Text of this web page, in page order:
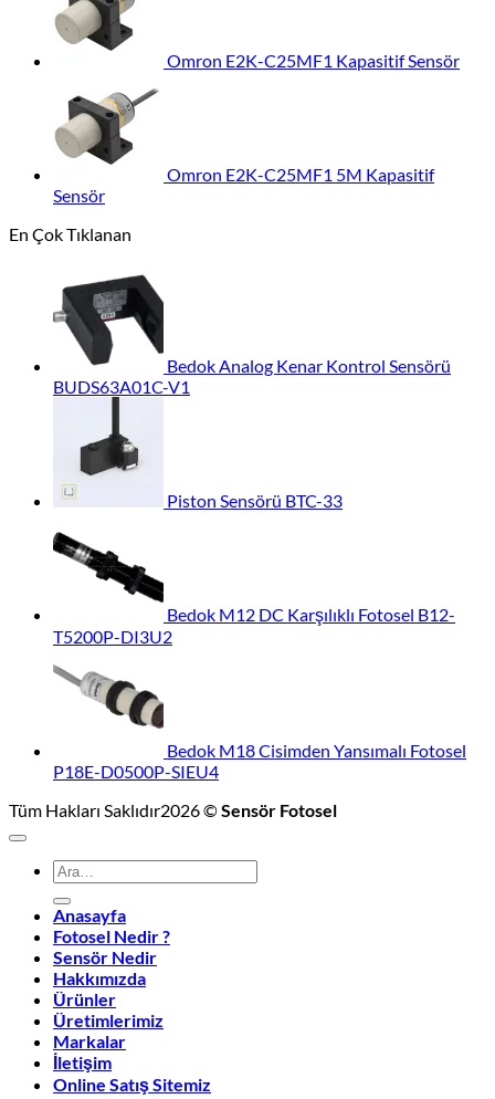
Omron E2K-C25MF1 Kapasitif Sensör
Omron E2K-C25MF1 5M Kapasitif
Sensör
En Çok Tıklanan
Bedok Analog Kenar Kontrol Sensörü
BUDS63A01C-V1
Piston Sensörü BTC-33
Bedok M12 DC Karşılıklı Fotosel B12-
T5200P-DI3U2
Bedok M18 Cisimden Yansımalı Fotosel
P18E-D0500P-SIEU4
Tüm Hakları Saklıdır2026 ©Sensör Fotosel
Ara:
Anasayfa
Fotosel Nedir ?
Sensör Nedir
Hakkımızda
Ürünler
Üretimlerimiz
Markalar
İletişim
Online Satış Sitemiz